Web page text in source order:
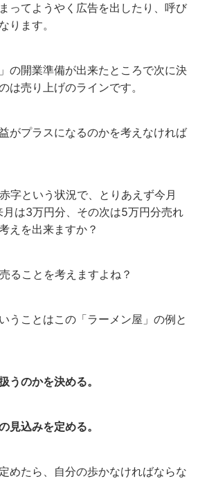
ってようやく広告を出したり、呼び
ります。
の開業準備が出来たところで次に決
は売り上げのラインです。
がプラスになるのかを考えなければ
字という状況で、とりあえず今月
月は3万円分、その次は5万円分売れ
えを出来ますか？
ることを考えますよね？
うことはこの「ラーメン屋」の例と
うのかを決める。
見込みを定める。
めたら、自分の歩かなければならな